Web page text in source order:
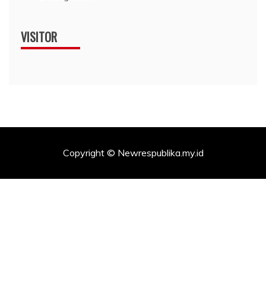
VISITOR
Copyright © Newrespublika.my.id